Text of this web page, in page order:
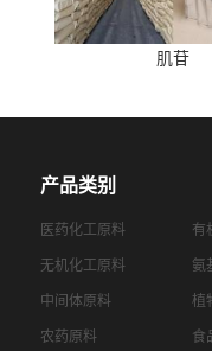
肌苷
产品类别
医药化工原料 有
无机化工原料 氨
中间体原料 植
农药原料 食